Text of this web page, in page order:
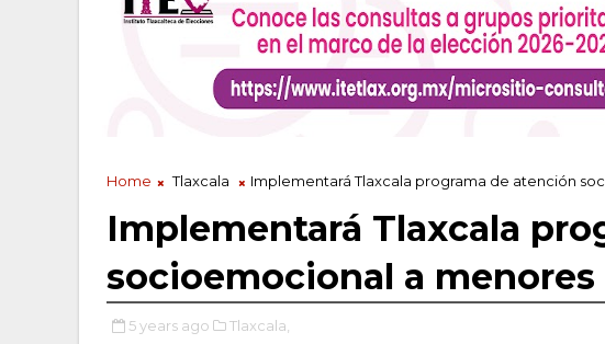
Home Tlaxcala Implementará Tlaxcala programa de atención
Implementará Tlaxcala
socioemocional a menores
5 years ago Tlaxcala,